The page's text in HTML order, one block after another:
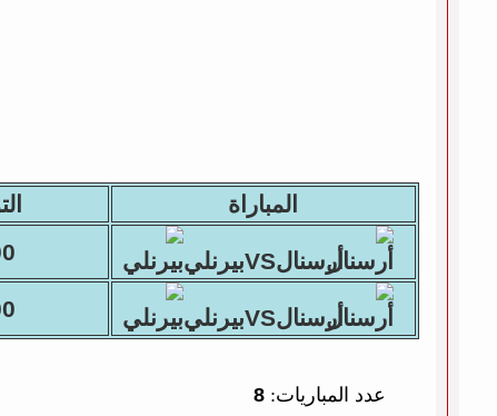
المباراة
أرسنالVSبيرنلي
أرسنالVSبيرنلي
عدد المباريات: 8